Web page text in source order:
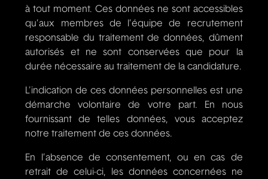
à tout moment. Ces données ne sont accessibles
qu’aux membres de l’équipe de recrutement
responsable du traitement de données, dûment
autorisés et ne sont conservées que pour la
durée nécessaire au traitement de la candidature.
L'indication de ces données personnelles est une
démarche volontaire de votre part. En nous
fournissant de telles données, vous acceptez
notre traitement de ces données.
En l’absence de consentement, ou en cas de
retrait de celui-ci, les données concernées ne